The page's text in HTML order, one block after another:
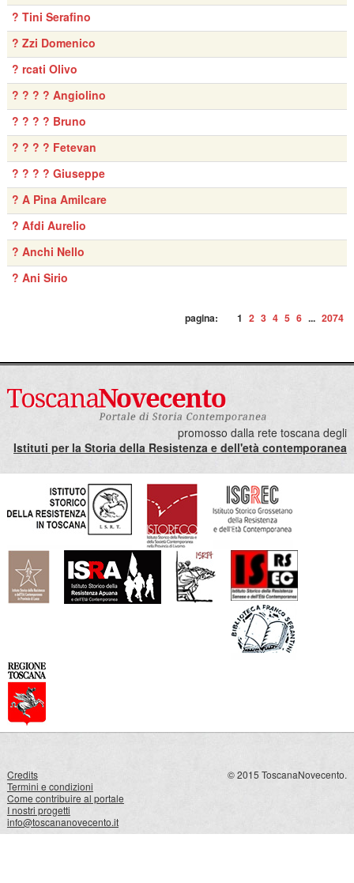
? Tini Serafino
? Zzi Domenico
? rcati Olivo
? ? ? ? Angiolino
? ? ? ? Bruno
? ? ? ? Fetevan
? ? ? ? Giuseppe
? A Pina Amilcare
? Afdi Aurelio
? Anchi Nello
? Ani Sirio
pagina: 1 2 3 4 5 6 ... 2074
promosso dalla rete toscana degli
Istituti per la Storia della Resistenza e dell'età contemporanea
Credits
Termini e condizioni
Come contribuire al portale
I nostri progetti
info@toscananovecento.it
© 2015 ToscanaNovecento.